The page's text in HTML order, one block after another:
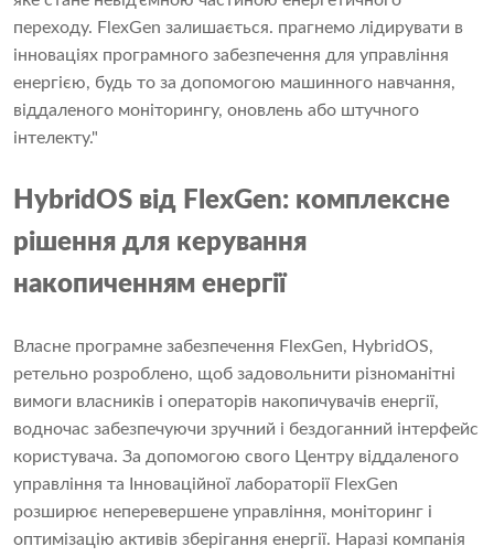
переходу. FlexGen залишається. прагнемо лідирувати в
інноваціях програмного забезпечення для управління
енергією, будь то за допомогою машинного навчання,
віддаленого моніторингу, оновлень або штучного
інтелекту."
HybridOS від FlexGen: комплексне
рішення для керування
накопиченням енергії
Власне програмне забезпечення FlexGen, HybridOS,
ретельно розроблено, щоб задовольнити різноманітні
вимоги власників і операторів накопичувачів енергії,
водночас забезпечуючи зручний і бездоганний інтерфейс
користувача. За допомогою свого Центру віддаленого
управління та Інноваційної лабораторії FlexGen
розширює неперевершене управління, моніторинг і
оптимізацію активів зберігання енергії. Наразі компанія